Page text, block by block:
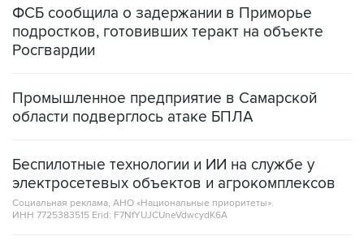
ФСБ сообщила о задержании в Приморье
подростков, готовивших теракт на объекте
Росгвардии
Промышленное предприятие в Самарской
области подверглось атаке БПЛА
Беспилотные технологии и ИИ на службе у
электросетевых объектов и агрокомплексов
Социальная реклама, АНО «Национальные приоритеты».
ИНН 7725383515 Erid: F7NfYUJCUneVdwcydK6A